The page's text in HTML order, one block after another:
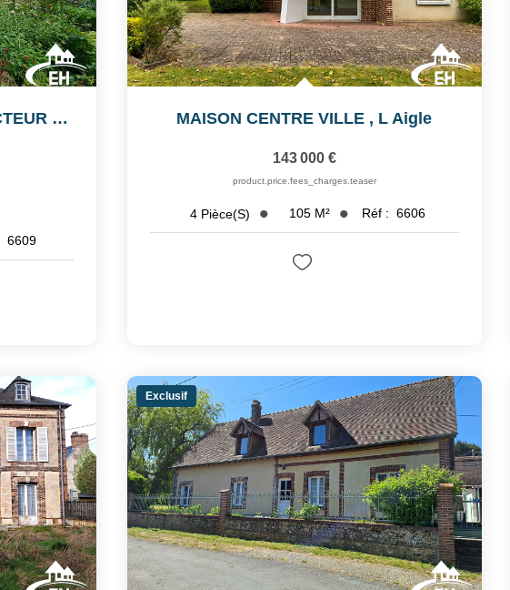
LONGERE A RESTAURER SECTEUR LA FERTE FRESNEL
6609
MAISON CENTRE VILLE , L Aigle
143 000 €
product.price.fees_charges.teaser
4 Pièce(s) 105 M² Réf : 6606
Exclusif